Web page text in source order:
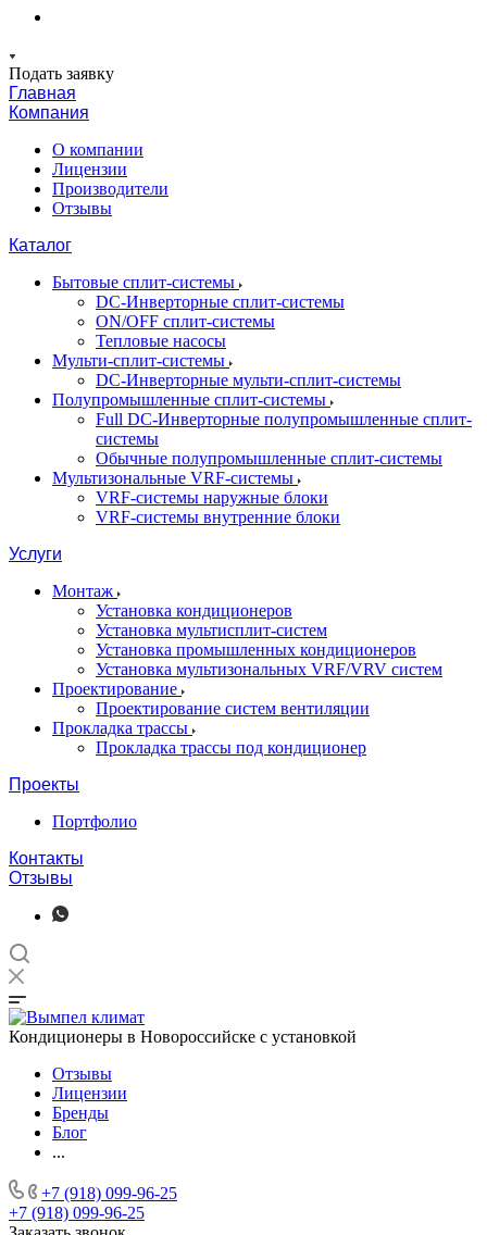
Подать заявку
Главная
Компания
О компании
Лицензии
Производители
Отзывы
Каталог
Бытовые сплит-системы
DC-Инверторные сплит-системы
ON/OFF сплит-системы
Тепловые насосы
Мульти-сплит-системы
DC-Инверторные мульти-сплит-системы
Полупромышленные сплит-системы
Full DC-Инверторные полупромышленные сплит-
системы
Обычные полупромышленные сплит-системы
Мультизональные VRF-системы
VRF-системы наружные блоки
VRF-системы внутренние блоки
Услуги
Монтаж
Установка кондиционеров
Установка мультисплит-систем
Установка промышленных кондиционеров
Установка мультизональных VRF/VRV систем
Проектирование
Проектирование систем вентиляции
Прокладка трассы
Прокладка трассы под кондиционер
Проекты
Портфолио
Контакты
Отзывы
Кондиционеры в Новороссийске с установкой
Отзывы
Лицензии
Бренды
Блог
...
+7 (918) 099-96-25
+7 (918) 099-96-25